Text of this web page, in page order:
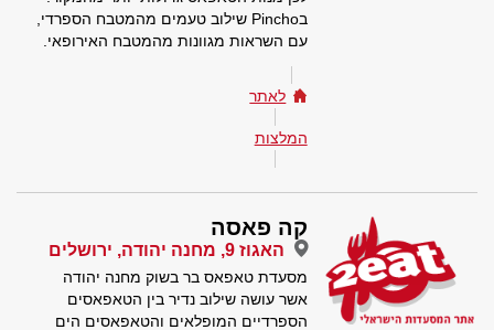
בPincho שילוב טעמים מהמטבח הספרדי,
עם השראות מגוונות מהמטבח האירופאי.
לאתר
המלצות
קה פאסה
האגוז 9, מחנה יהודה, ירושלים
מסעדת טאפאס בר בשוק מחנה יהודה
אשר עושה שילוב נדיר בין הטאפאסים
הספרדיים המופלאים והטאפאסים הים